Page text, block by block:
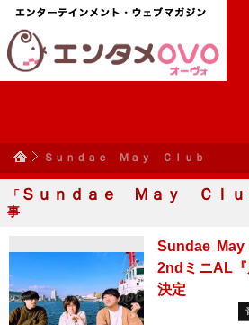
Ｓｕｎｄａｅ Ｍａｙ Ｃｌｕｂ
「 Ｓｕｎｄａｅ Ｍａｙ Ｃｌｕ
事
Sundae
2ndミニAL『
決定